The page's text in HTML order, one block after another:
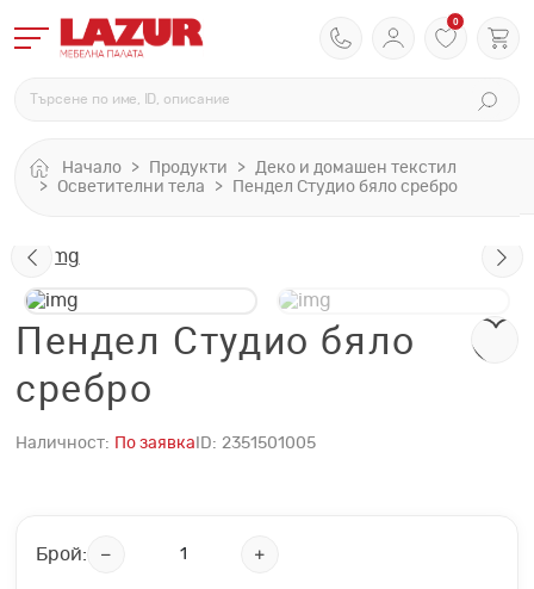
0
Начало Продукти
Деко и домашен текстил
Осветителни тела
Пендел Студио бяло сребро
Пендел Студио бяло
сребро
Наличност: По заявка ID: 2351501005
Брой: